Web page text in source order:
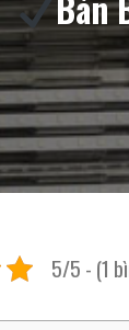
5/5 - (1